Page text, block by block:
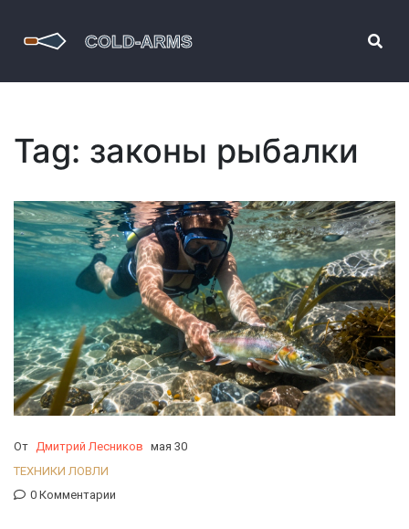
Tag: законы рыбалки
От Дмитрий Лесников мая 30
ТЕХНИКИ ЛОВЛИ
0 Комментарии